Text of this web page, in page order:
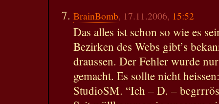
BrainBomb, 17.11.2006, 15:52
Das alles ist schon so wie es
Bezirken des Webs gibt’s
draussen. Der Fehler wurde
gemacht. Es sollte nicht
StudioSM. “Ich – D. –